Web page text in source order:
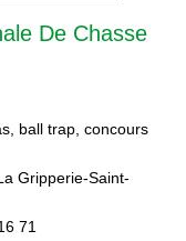
De Chasse
ball trap, concours
Gripperie-Saint-
71